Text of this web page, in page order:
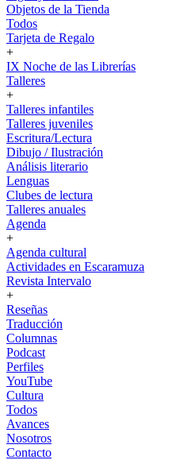
Objetos de la Tienda
Todos
Tarjeta de Regalo
+
IX Noche de las Librerías
Talleres
+
Talleres infantiles
Talleres juveniles
Escritura/Lectura
Dibujo / Ilustración
Análisis literario
Lenguas
Clubes de lectura
Talleres anuales
Agenda
+
Agenda cultural
Actividades en Escaramuza
Revista Intervalo
+
Reseñas
Traducción
Columnas
Podcast
Perfiles
YouTube
Cultura
Todos
Avances
Nosotros
Contacto